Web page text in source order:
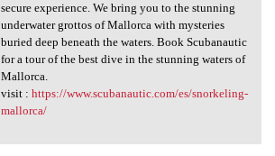
secure experience. We bring you to the stunning
underwater grottos of Mallorca with mysteries
buried deep beneath the waters. Book Scubanautic
for a tour of the best dive in the stunning waters of
Mallorca.
visit : https://www.scubanautic.com/es/snorkeling-
mallorca/